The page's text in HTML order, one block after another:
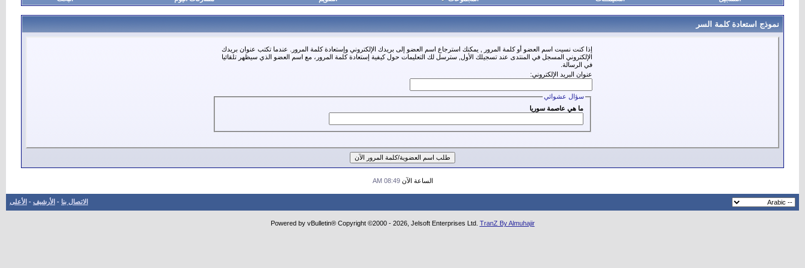
نموذج استعادة كلمة السر
إذا كنت نسيت اسم العضو أو كلمة المرور , يمكنك استرجاع اسم العضو إلى بريدك الإلكتروني وإستعادة كلمة المرور. عندما تكتب عنوان بريدك
الإلكتروني المسجل في المنتدى عند تسجيلك الأول, سترسل لك التعليمات حول كيفية إستعادة كلمة المرور، مع اسم العضو الذي سيظهر تلقائيا
في الرسالة.
عنوان البريد الإلكتروني:
سؤال عشوائي
ما هي عاصمة سوريا
الساعة الآن08:49 AM
الاتصال بنا - الأرشيف - الأعلى
Powered by vBulletin® Copyright ©2000 - 2026, Jelsoft Enterprises Ltd. TranZ By Almuhajir